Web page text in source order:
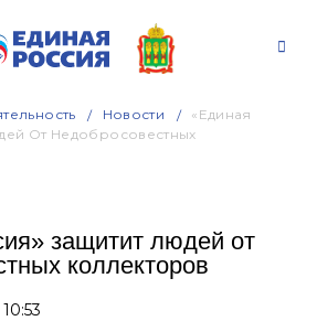
Новости
«Единая
От Недобросовестных
защитит людей от
коллекторов
10:53